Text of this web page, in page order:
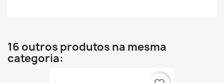
16 outros produtos na mesma
categoria: